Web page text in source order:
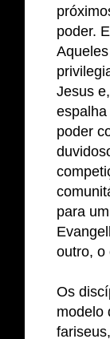
poder.
Jesus
poder
para
outro, o
Os
modelo